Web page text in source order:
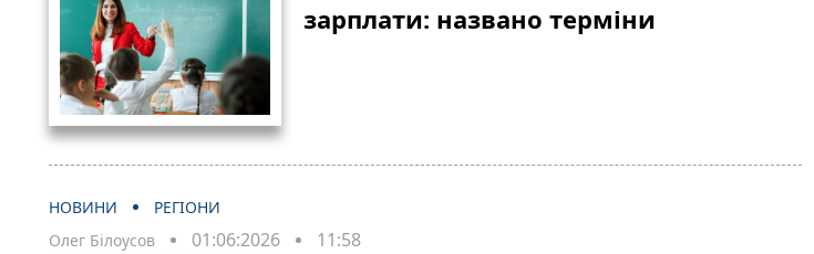
зарплати: названо терміни
НОВИНИ
РЕГІОНИ
Олег Білоусов
01:06:2026 11:58